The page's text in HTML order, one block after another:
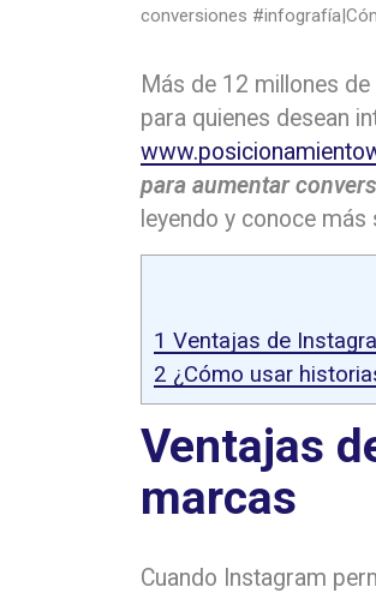
Más de 12 millones
para quienes desean
para aumentar
leyendo y conoce
1 Ventajas de
2 ¿Cómo usar
Ventajas
marcas
Cuando Instagram